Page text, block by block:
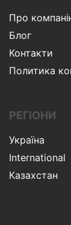
Про
Блог
Контакти
Политика
РЕГІОНИ
Україна
International
Казахстан